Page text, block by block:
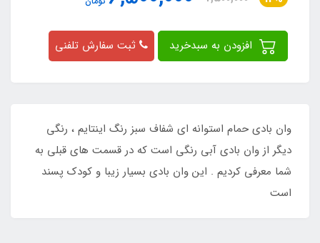
ثبت سفارش تلفنی
وان بادی حمام استوانه ای شفاف سبز رنگ اینتایم ، رنگی
دیگر از وان بادی آبی رنگی است که در قسمت های قبلی به
شما معرفی کردیم . این وان بادی بسیار زیبا و کودک پسند
است